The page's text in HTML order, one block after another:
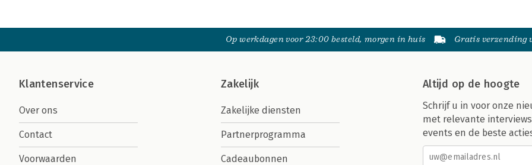
Op werkdagen voor 23:00 besteld, morgen in huis Gratis verzending
Klantenservice
Over ons
Contact
Voorwaarden
Zakelijk
Zakelijke diensten
Partnerprogramma
Cadeaubonnen
Altijd op de hoogte
Schrijf u in voor onze
met relevante
events en de beste